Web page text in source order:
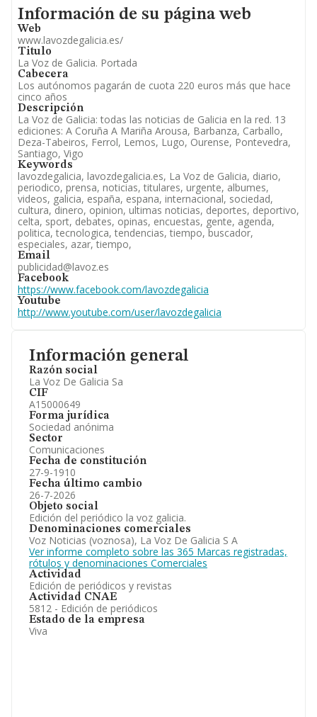
Información general
Razón social
La Voz De Galicia Sa
CIF
A15000649
Forma jurídica
Sociedad anónima
Sector
Comunicaciones
Fecha de constitución
27-9-1910
Fecha último cambio
26-7-2026
Objeto social
Edición del periódico la voz galicia.
Denominaciones comerciales
Voz Noticias (voznosa), La Voz De Galicia S A
Ver informe completo sobre las 365 Marcas registradas,
rótulos y denominaciones Comerciales
Actividad
Edición de periódicos y revistas
Actividad CNAE
5812 - Edición de periódicos
Estado de la empresa
Viva
Información oficial y registral complementaria.
Informacion de su página web
Información de su página web
Web
www.lavozdegalicia.es/
Titulo
La Voz de Galicia. Portada
Cabecera
Los autónomos pagarán de cuota 220 euros más que hace
cinco años
Descripción
La Voz de Galicia: todas las noticias de Galicia en la red. 13
ediciones: A Coruña A Mariña Arousa, Barbanza, Carballo,
Deza-Tabeiros, Ferrol, Lemos, Lugo, Ourense, Pontevedra,
Santiago, Vigo
Keywords
lavozdegalicia, lavozdegalicia.es, La Voz de Galicia, diario,
periodico, prensa, noticias, titulares, urgente, albumes,
videos, galicia, españa, espana, internacional, sociedad,
cultura, dinero, opinion, ultimas noticias, deportes, deportivo,
celta, sport, debates, opinas, encuestas, gente, agenda,
politica, tecnologica, tendencias, tiempo, buscador,
especiales, azar, tiempo,
Email
publicidad@lavoz.es
Facebook
https://www.facebook.com/lavozdegalicia
Youtube
http://www.youtube.com/user/lavozdegalicia